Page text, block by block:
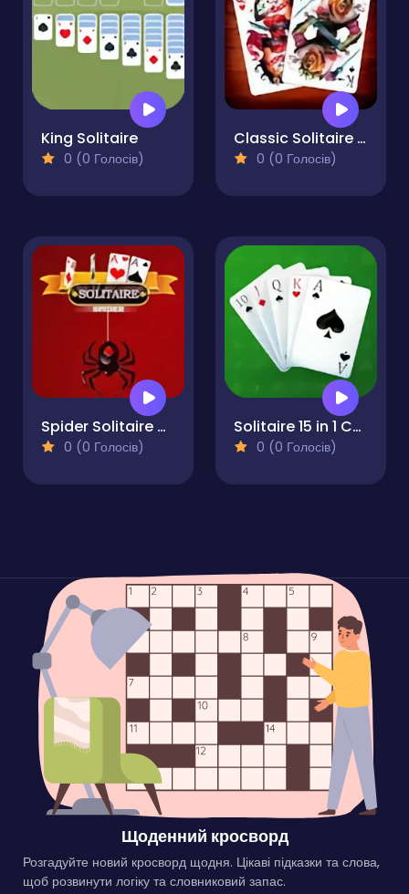
King Solitaire
0 (0 Голосів)
Classic Solitaire Klondike
0 (0 Голосів)
Spider Solitaire Deluxe
0 (0 Голосів)
Solitaire 15 in 1 Collection
0 (0 Голосів)
Щоденний кросворд
Розгадуйте новий кросворд щодня. Цікаві підказки та слова,
щоб розвинути логіку та словниковий запас.